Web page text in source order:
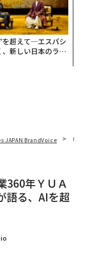
を超えて─エスパシ
、新しい日本のラグ
JAPAN BrandVoice 「
360年ＹＵＡ
語る、AIを超